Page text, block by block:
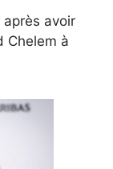
après avoir
Chelem à